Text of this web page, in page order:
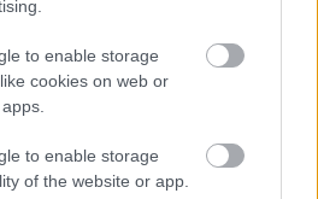
to enable storage
cookies on web or
to enable storage
of the website or app.
megpróbált, hatalmas
a spanyol klasszist,
a támadásokat,
pontra csökkentette a